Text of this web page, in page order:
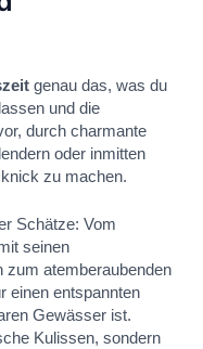
genau das, was du
und die
durch charmante
oder inmitten
zu machen.
Schätze: Vom
seinen
zum atemberaubenden
einen entspannten
Gewässer ist.
Kulissen, sondern